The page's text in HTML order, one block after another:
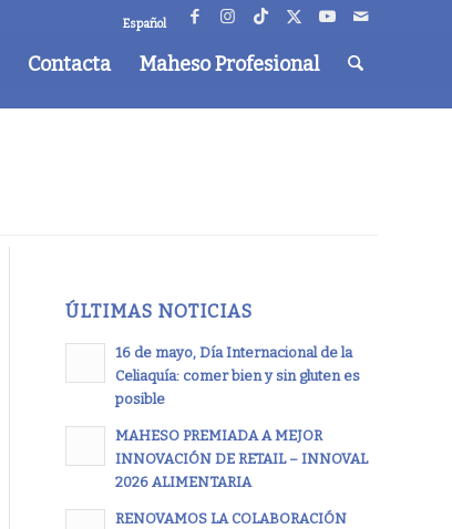
Español
Contacta Maheso Profesional
ÚLTIMAS NOTICIAS
16 de mayo, Día Internacional de la
Celiaquía: comer bien y sin gluten es
posible
MAHESO PREMIADA A MEJOR
INNOVACIÓN DE RETAIL – INNOVAL
2026 ALIMENTARIA
RENOVAMOS LA COLABORACIÓN